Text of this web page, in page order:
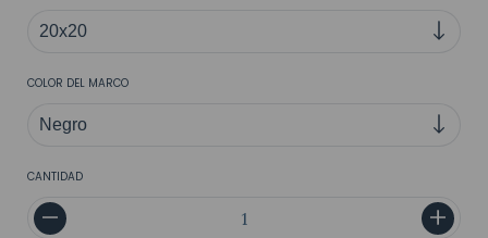
COLOR DEL MARCO
CANTIDAD